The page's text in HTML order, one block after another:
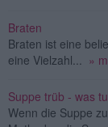
Braten
Braten ist eine
eine Vielzahl...
»
Suppe trüb - was
Wenn die Suppe